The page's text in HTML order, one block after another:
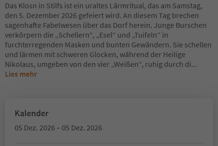
Das Klosn in Stilfs ist ein uraltes Lärmritual, das am Samstag,
den 5. Dezember 2026 gefeiert wird. An diesem Tag brechen
sagenhafte Fabelwesen über das Dorf herein. Junge Burschen
verkörpern die „Schellern“, „Esel“ und „Tuifeln“ in
furchterregenden Masken und bunten Gewändern. Sie schellen
und lärmen mit schweren Glocken, während der Heilige
Nikolaus, umgeben von den vier „Weißen“, ruhig durch di...
Lies mehr
Kalender
05 Dez. 2026 – 05 Dez. 2026